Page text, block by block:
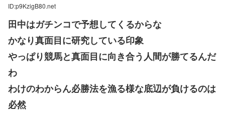
ID:p9KzigB80.net
田中はガチンコで予想してくるからな
かなり真面目に研究している印象
やっぱり競馬と真面目に向き合う人間が勝てるんだ
わ
わけのわからん必勝法を漁る様な底辺が負けるのは
必然